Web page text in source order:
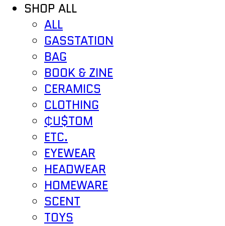
SHOP ALL
ALL
GASSTATION
BAG
BOOK & ZINE
CERAMICS
CLOTHING
₵U$TOM
ETC.
EYEWEAR
HEADWEAR
HOMEWARE
SCENT
TOYS